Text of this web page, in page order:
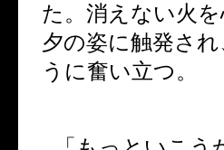
た。消えない火
夕の姿に触発さ
うに奮い立つ。